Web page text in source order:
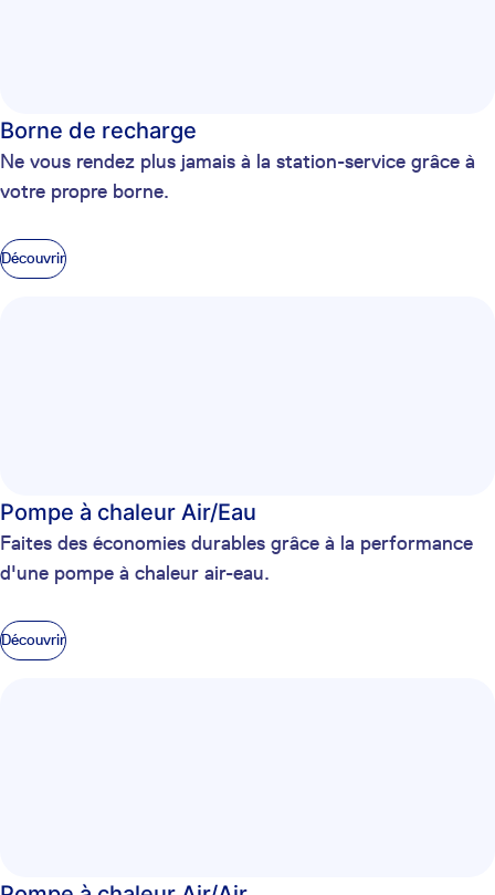
Borne de recharge
Ne vous rendez plus jamais à la station-service grâce à
votre propre borne.
Découvrir
Pompe à chaleur Air/Eau
Faites des économies durables grâce à la performance
d'une pompe à chaleur air-eau.
Découvrir